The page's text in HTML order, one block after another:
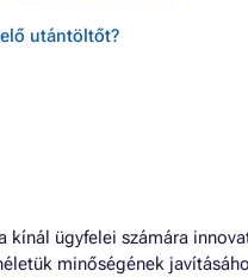
utántöltőt?
kínál ügyfelei számára
minőségének